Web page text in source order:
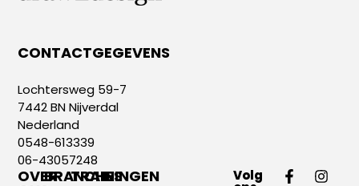
CONTACTGEGEVENS
Lochtersweg 59-7
7442 BN Nijverdal
Nederland
0548-613339
06-43057248
OVERBRANCHES
TRAININGEN Volg